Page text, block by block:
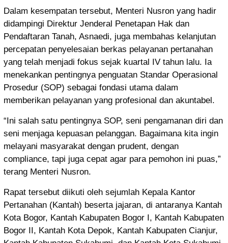
Dalam kesempatan tersebut, Menteri Nusron yang hadir
didampingi Direktur Jenderal Penetapan Hak dan
Pendaftaran Tanah, Asnaedi, juga membahas kelanjutan
percepatan penyelesaian berkas pelayanan pertanahan
yang telah menjadi fokus sejak kuartal IV tahun lalu. Ia
menekankan pentingnya penguatan Standar Operasional
Prosedur (SOP) sebagai fondasi utama dalam
memberikan pelayanan yang profesional dan akuntabel.
“Ini salah satu pentingnya SOP, seni pengamanan diri dan
seni menjaga kepuasan pelanggan. Bagaimana kita ingin
melayani masyarakat dengan prudent, dengan
compliance, tapi juga cepat agar para pemohon ini puas,”
terang Menteri Nusron.
Rapat tersebut diikuti oleh sejumlah Kepala Kantor
Pertanahan (Kantah) beserta jajaran, di antaranya Kantah
Kota Bogor, Kantah Kabupaten Bogor I, Kantah Kabupaten
Bogor II, Kantah Kota Depok, Kantah Kabupaten Cianjur,